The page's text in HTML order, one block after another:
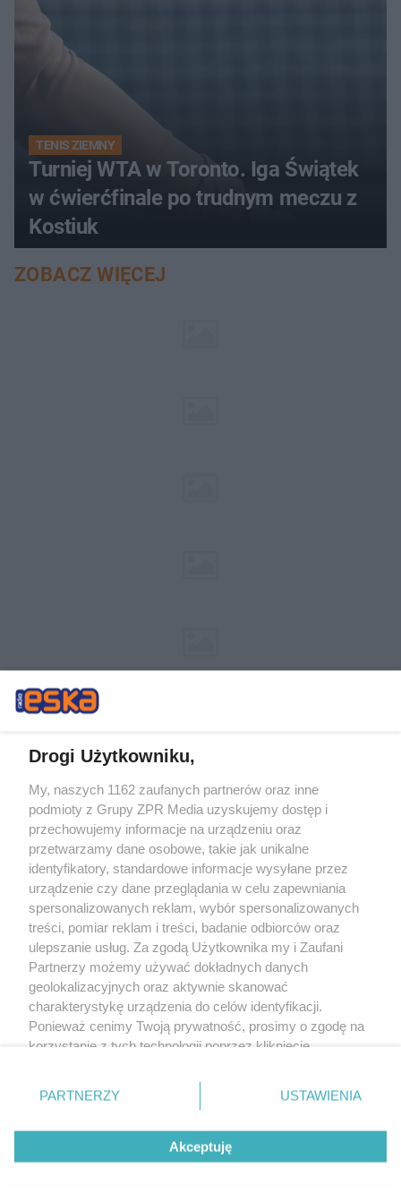
TENIS ZIEMNY
Turniej WTA w Toronto. Iga Świątek
w ćwierćfinale po trudnym meczu z
Kostiuk
ZOBACZ WIĘCEJ
Żaden utwór zamieszczony w serwisie nie może być powielany i
rozpowszechniany lub dalej rozpowszechniany w jakikolwiek sposób (w
tym także elektroniczny lub mechaniczny) na jakimkolwiek polu
eksploatacji w jakiejkolwiek formie, włącznie z umieszczaniem w Internecie
bez pisemnej zgody właściciela praw. Jakiekolwiek użycie lub
wykorzystanie utworów w całości lub w części z naruszeniem prawa, tzn.
bez właściwej zgody, jest zabronione pod groźbą kary i może być ścigane
prawnie.
O nas
Drogi Użytkowniku,
My, naszych 1162 zaufanych partnerów oraz inne
podmioty z Grupy ZPR Media uzyskujemy dostęp i
przechowujemy informacje na urządzeniu oraz
przetwarzamy dane osobowe, takie jak unikalne
identyfikatory, standardowe informacje wysyłane przez
urządzenie czy dane przeglądania w celu zapewniania
spersonalizowanych reklam, wybór spersonalizowanych
treści, pomiar reklam i treści, badanie odbiorców oraz
ulepszanie usług. Za zgodą Użytkownika my i Zaufani
Partnerzy możemy używać dokładnych danych
geolokalizacyjnych oraz aktywnie skanować
charakterystykę urządzenia do celów identyfikacji.
Ponieważ cenimy Twoją prywatność, prosimy o zgodę na
korzystanie z tych technologii poprzez kliknięcie
zmienić/wycofać klikając przycisk ustawień prywatności
znajdujący się w lewym dolnym rogu strony
rodzaje przetwarzania danych nie wymagają zgody
użytkownika, ale masz prawo sprzeciwić się takiemu
przetwarzaniu. Preferencje będą miały zastosowanie tylko
PARTNERZY USTAWIENIA
Akceptuję